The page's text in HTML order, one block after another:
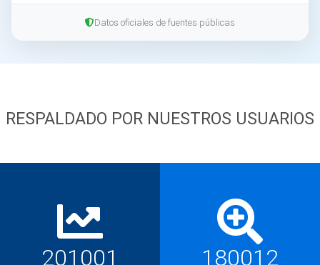
Datos oficiales de fuentes públicas
RESPALDADO POR NUESTROS USUARIOS
201001 180012